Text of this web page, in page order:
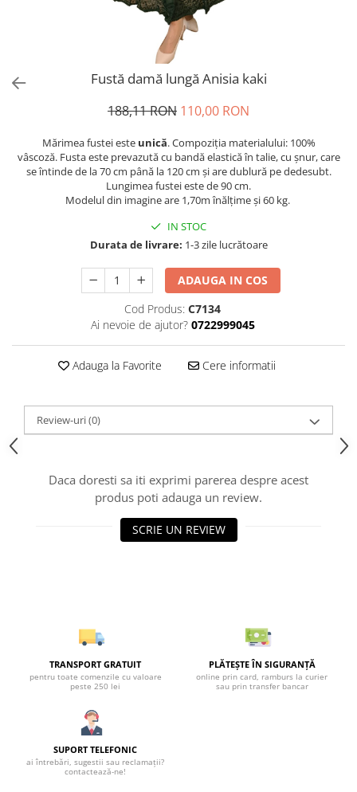
Fustă damă lungă Anisia kaki
188,11 RON 110,00 RON
Mărimea fustei este unică. Compoziția materialului: 100%
vâscoză. Fusta este prevazută cu bandă elastică în talie, cu șnur, care
se întinde de la 70 cm până la 120 cm și are dublură pe dedesubt.
Lungimea fustei este de 90 cm.
Modelul din imagine are 1,70m înălțime și 60 kg.
IN STOC
Durata de livrare: 1-3 zile lucrătoare
ADAUGA IN COS
Cod Produs: C7134
Ai nevoie de ajutor? 0722999045
Adauga la Favorite Cere informatii
Review-uri(0)
Daca doresti sa iti exprimi parerea despre acest
produs poti adauga un review.
SCRIE UN REVIEW
TRANSPORT GRATUIT
pentru toate comenzile cu valoare
peste 250 lei
PLĂTEȘTE ÎN SIGURANȚĂ
online prin card, ramburs la curier
sau prin transfer bancar
SUPORT TELEFONIC
ai întrebări, sugestii sau reclamații?
contactează-ne!